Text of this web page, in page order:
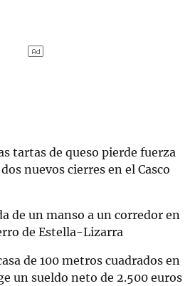
tartas de queso pierde fuerza
nuevos cierres en el Casco
de un manso a un corredor en
de Estella-Lizarra
de 100 metros cuadrados en
un sueldo neto de 2.500 euros